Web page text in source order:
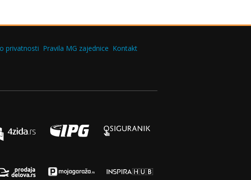
privatnosti Pravila MG zajednice Kontakt